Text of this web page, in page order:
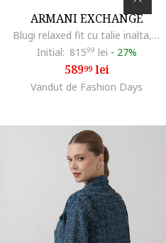
ARMANI EXCHANGE
Blugi relaxed fit cu talie inalta, Alb
Initial: 81599 lei - 27%
58999lei
Vandut de Fashion Days